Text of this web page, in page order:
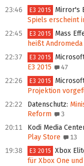
23:46
E3 2015 Mirror's
Spiels erscheint
22:45 E3 2015 Mass
heißt Andromeda
22:37 E3 2015
E3 2015
47
22:26 E3 2015
Projektion
22:22 Datenschutz:
Reform
3
20:11 Kodi Media
Play Store
13
19:38 E3 2015 Xbox
für Xbox One und